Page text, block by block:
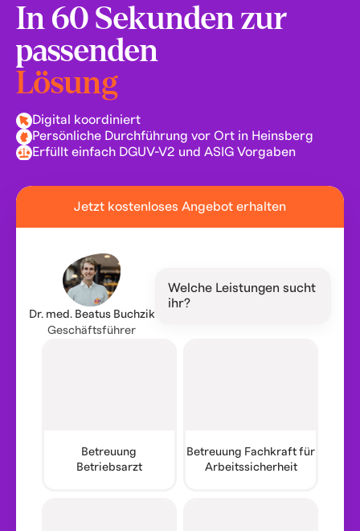
In 60 Sekunden zur
passenden
Lösung
Digital koordiniert
Persönliche Durchführung vor Ort in Heinsberg
Erfüllt einfach DGUV-V2 und ASIG Vorgaben
Jetzt kostenloses Angebot erhalten
Dr. med. Beatus Buchzik
Geschäftsführer
Welche Leistungen sucht
ihr?
Betreuung
Betriebsarzt
Betreuung Fachkraft für
Arbeitssicherheit